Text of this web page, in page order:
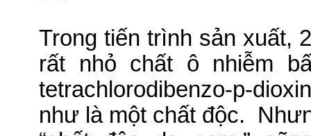
Trong tiến trình sản xuất,
rất nhỏ chất ô nhiễm
tetrachlorodibenzo-p-
như là một chất độc.